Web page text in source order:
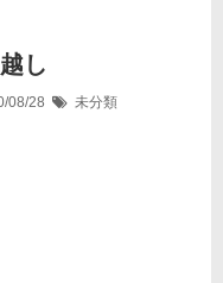
し
08/28 未分類